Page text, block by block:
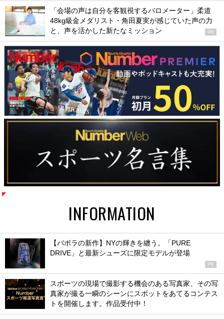
「会場の声は自分を客観視するバロメーター」柔道
48kg級金メダリスト・角田夏実が感じていた声の力
と、声を活かした新たなミッション
PR
INFORMATION
【バボラの新作】NYの輝きを纏う。「PURE
DRIVE」と最新シューズに限定モデルが登場
PR
スポーツの現場で撮影する機会のある写真家、その写
真家が撮る一瞬のシーンにスポットをあてるコンテス
トを開催します。作品受付中！